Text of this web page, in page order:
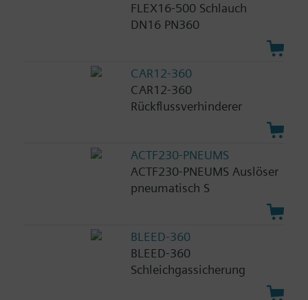
FLEX16-500 Schlauch
DN16 PN360
CAR12-360
CAR12-360
Rückflussverhinderer
ACTF230-PNEUMS
ACTF230-PNEUMS Auslöser
pneumatisch S
BLEED-360
BLEED-360
Schleichgassicherung